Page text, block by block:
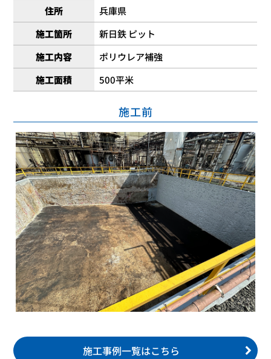
住所
兵庫県
施工箇所
新日鉄 ピット
施工内容
ポリウレア補強
施工面積
500平米
施工前
施工事例一覧はこちら